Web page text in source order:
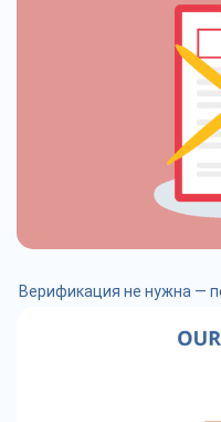
Верификация не нужна —